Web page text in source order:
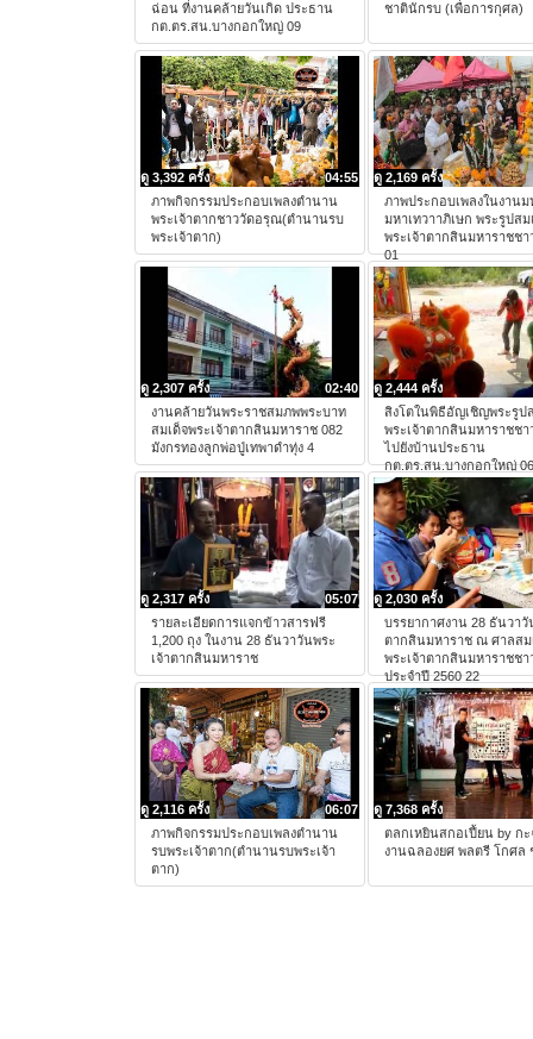
ฉ่อน ที่งานคล้ายวันเกิด ประธาน
กต.ตร.สน.บางกอกใหญ่ 09
ชาตินักรบ (เพื่อการกุศล)
04:55
ดู 3,392 ครั้ง
ภาพกิจกรรมประกอบเพลงตำนาน
พระเจ้าตากชาววัดอรุณ(ตำนานรบ
พระเจ้าตาก)
ดู 2,169 ครั้ง
ภาพประกอบเพลงในงาน
มหาเทวาาภิเษก พระรูปสม
พระเจ้าตากสินมหาราชช
01
02:40
ดู 2,307 ครั้ง
งานคล้ายวันพระราชสมภพพระบาท
สมเด็จพระเจ้าตากสินมหาราช 082
มังกรทองลูกพ่อปู่เทพาดำทุ่ง 4
ดู 2,444 ครั้ง
สิงโตในพิธีอัญเชิญพระรูป
พระเจ้าตากสินมหาราชช
ไปยังบ้านประธาน
กต.ตร.สน.บางกอกใหญ่ 06
05:07
ดู 2,317 ครั้ง
รายละเอียดการแจกข้าวสารฟรี
1,200 ถุง ในงาน 28 ธันวาวันพระ
เจ้าตากสินมหาราช
ดู 2,030 ครั้ง
บรรยากาศงาน 28 ธันวาวั
ตากสินมหาราช ณ ศาลสม
พระเจ้าตากสินมหาราชช
ประจำปี 2560 22
06:07
ดู 2,116 ครั้ง
ภาพกิจกรรมประกอบเพลงตำนาน
รบพระเจ้าตาก(ตำนานรบพระเจ้า
ตาก)
ดู 7,368 ครั้ง
ตลกเหยินสกอเปี้ยน by ก
งานฉลองยศ พลตรี โกศล